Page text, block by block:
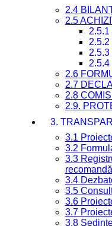
2.4
2.5
2.6
2.7
2.8
2.9.
3.
3.1
3.2
3.3
3.4
3.5
3.6
3.7
3.8